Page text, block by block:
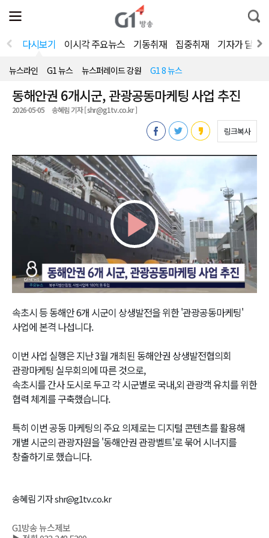
전
체
뉴
열
통
합
색
다시보기 이시각 주요뉴스 기동취재 집중취재 기자가 달려
뉴스라인 G1 뉴스 뉴스퍼레이드 강원 G1 8 뉴스
동해안권 6개시군, 관광공동마케팅 사업 추진
2026-05-05 송혜림 기자 [ shr@g1tv.co.kr ]
링크복사
Play
Video
속초시 등 동해안 6개 시군이 상생발전을 위한 '관광공동마케팅'
사업에 본격 나섭니다.
이번 사업 실행은 지난 3월 개최된 동해안권 상생발전협의회
관광마케팅 실무회의에 따른 것으로,
속초시를 간사 도시로 두고 각 시군별로 국내,외 관광객 유치를 위한
협력 체계를 구축했습니다.
특히 이번 공동 마케팅의 주요 의제로는 디지털 콘텐츠를 활용해
개별 시군의 관광자원을 '동해안권 관광벨트'로 묶어 시너지를
창출하기로 했습니다.
송혜림 기자 shr@g1tv.co.kr
G1방송 뉴스제보